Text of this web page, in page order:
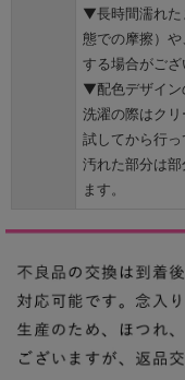
▼長時間濡れた
態での摩擦）
する場合がござ
▼配色デザイン
洗濯の際はク
試してから行っ
汚れた部分は
ます。